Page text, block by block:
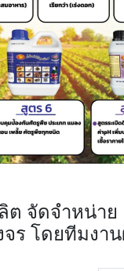
ต จัดจำหน่า
ร โดยทีมงา